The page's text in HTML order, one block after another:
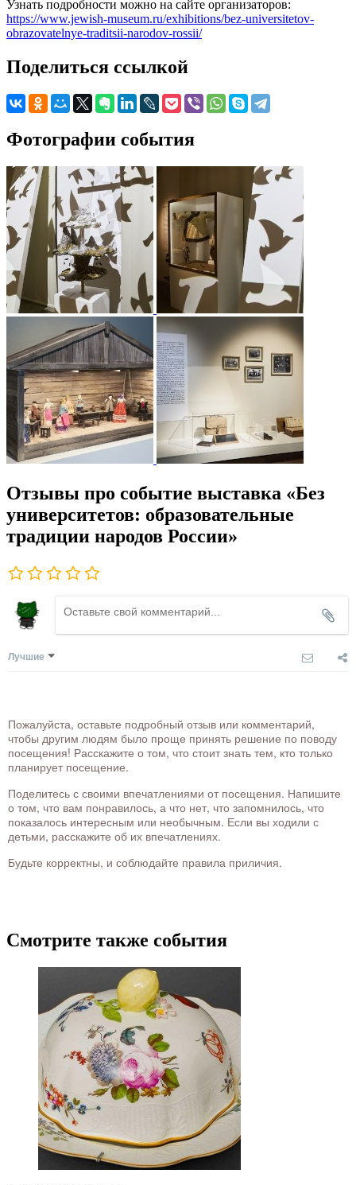
Узнать подробности можно на сайте организаторов:
https://www.jewish-museum.ru/exhibitions/bez-universitetov-
obrazovatelnye-traditsii-narodov-rossii/
Поделиться ссылкой
Фотографии события
Отзывы про событие выставка «Без
университетов: образовательные
традиции народов России»
Лучшие
Пожалуйста, оставьте подробный отзыв или комментарий,
чтобы другим людям было проще принять решение по поводу
посещения! Расскажите о том, что стоит знать тем, кто только
планирует посещение.
Поделитесь с своими впечатлениями от посещения. Напишите
о том, что вам понравилось, а что нет, что запомнилось, что
показалось интересным или необычным. Если вы ходили с
детьми, расскажите об их впечатлениях.
Будьте корректны, и соблюдайте правила приличия.
Смотрите также события